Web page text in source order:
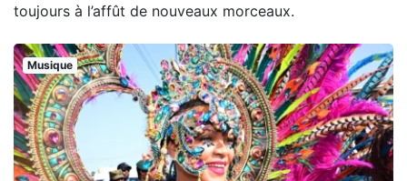
toujours à l’affût de nouveaux morceaux.
Musique